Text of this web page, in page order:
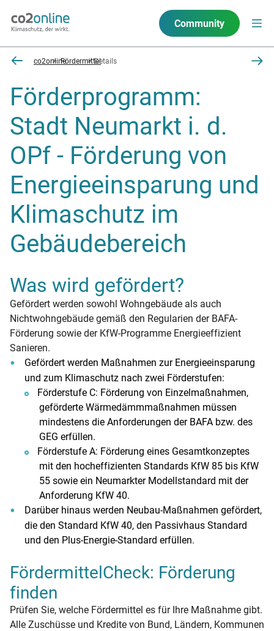
Community
co2onlineFördermittelDetails
Förderprogramm:
Stadt Neumarkt i. d.
OPf - Förderung von
Energieeinsparung und
Klimaschutz im
Gebäudebereich
Was wird gefördert?
Gefördert werden sowohl Wohngebäude als auch
Nichtwohngebäude gemäß den Regularien der BAFA-
Förderung sowie der KfW-Programme Energieeffizient
Sanieren.
Gefördert werden Maßnahmen zur Energieeinsparung
und zum Klimaschutz nach zwei Förderstufen:
Förderstufe C: Förderung von Einzelmaßnahmen,
geförderte Wärmedämmmaßnahmen müssen
mindestens die Anforderungen der BAFA bzw. des
GEG erfüllen.
Förderstufe A: Förderung eines Gesamtkonzeptes
mit den hocheffizienten Standards KfW 85 bis KfW
55 sowie ein Neumarkter Modellstandard mit der
Anforderung KfW 40.
Darüber hinaus werden Neubau-Maßnahmen gefördert,
die den Standard KfW 40, den Passivhaus Standard
und den Plus-Energie-Standard erfüllen.
FördermittelCheck: Förderung
finden
Prüfen Sie, welche Fördermittel es für Ihre Maßnahme gibt.
Alle Zuschüsse und Kredite von Bund, Ländern, Kommunen